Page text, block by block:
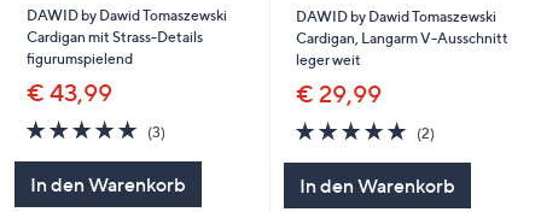
DAWID by Dawid Tomaszewski
Cardigan mit Strass-Details
figurumspielend
€ 43,99
5.0
von
(3)3
In den Warenkorb
DAWID by Dawid Tomaszewski
Cardigan, Langarm V-Ausschnitt
leger weit
€ 29,99
5.0
von
(2)2
In den Warenkorb